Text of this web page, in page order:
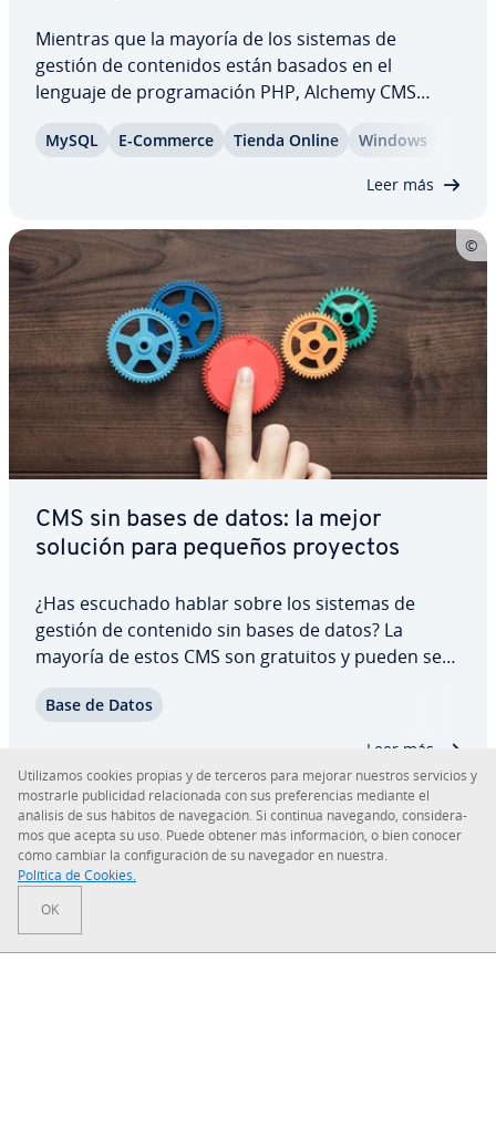
Mientras que la mayoría de los sistemas de
gestión de co­n­te­ni­dos están basados en el
lenguaje de pro­gra­ma­ción PHP, Alchemy CMS
utiliza uno menos común pero más dinámico:
Ruby. Como un co­m­ple­me­n­to de Ruby on Rails,
MySQL E-Commerce Tienda Online Windows
Leer más
CMS sin bases de datos: la mejor
solución para pequeños proyectos
¿Has escuchado hablar sobre los sistemas de
gestión de contenido sin bases de datos? La
mayoría de estos CMS son gratuitos y pueden ser
editados y adaptados a las ne­ce­si­da­des pe­r­so­na­
Base de Datos
Leer más
Sobre IONOS
Sala de prensa
Uti­li­za­mos cookies propias y de terceros para mejorar nuestros servicios y
mostrarle pu­bli­ci­dad re­la­cio­na­da con sus pre­fe­re­n­cias mediante el
análisis de sus hábitos de na­ve­ga­ción. Si continua navegando, co­n­si­de­ra­
mos que acepta su uso. Puede obtener más in­fo­r­ma­ción, o bien conocer
cómo cambiar la co­n­fi­gu­ra­ción de su navegador en nuestra.
Política de Cookies.
OK